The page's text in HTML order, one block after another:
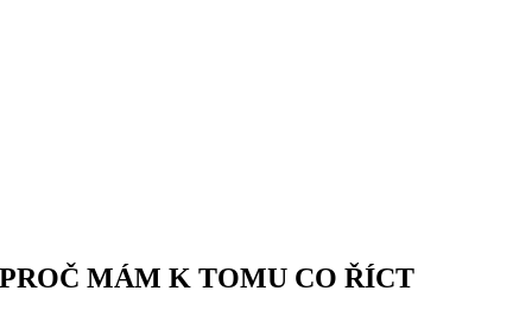
PROČ MÁM K TOMU CO ŘÍCT